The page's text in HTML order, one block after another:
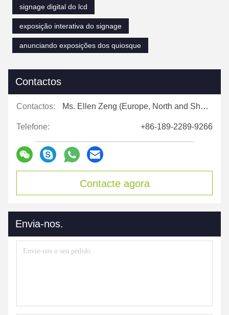
signage digital do lcd
exposição interativa do signage
anunciando exposições dos quiosque
Contactos
Contactos: Ms. Ellen Zeng (Europe, North and Shouth America)
Telefone: +86-189-2289-9266
Contacte agora
Envia-nos.